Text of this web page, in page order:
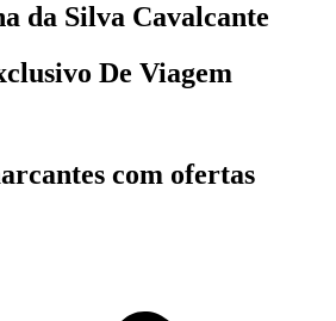
da Silva Cavalcante
De Viagem
com ofertas